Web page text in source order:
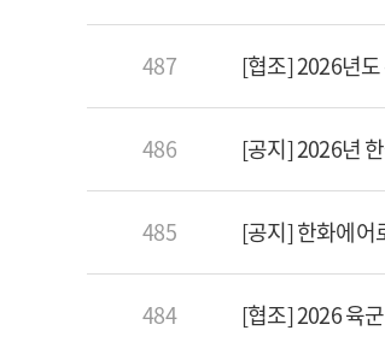
487 [협조] 2026년
486 [공지] 2026년
485 [공지] 한화에어
484 [협조] 2026 육